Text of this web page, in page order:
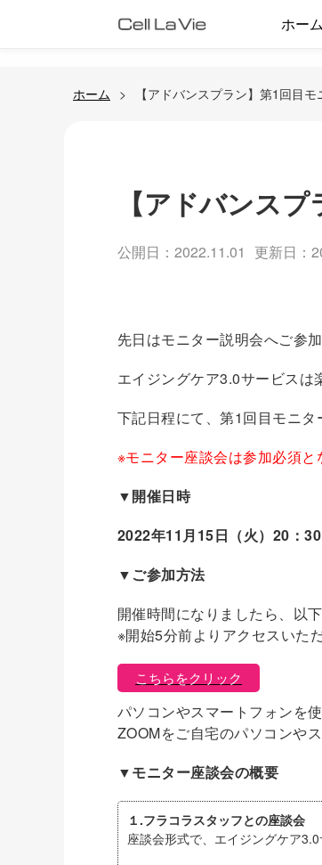
ホーム
ホーム 【アドバンスプラン】第1回目
【アドバンス
公開日：2022.11.01 更新日：
先日はモニター説明会へご参
エイジングケア3.0サービスは
下記日程にて、第1回目モニタ
※モニター座談会は参加必須と
▼開催日時
2022年11月15日（火）20：
▼ご参加方法
開催時間になりましたら、以
※開始5分前よりアクセスいた
こちらをクリック
パソコンやスマートフォンを
ZOOMをご自宅のパソコンや
▼モニター座談会の概要
１.フラコラスタッフとの座談会
座談会形式で、エイジングケア